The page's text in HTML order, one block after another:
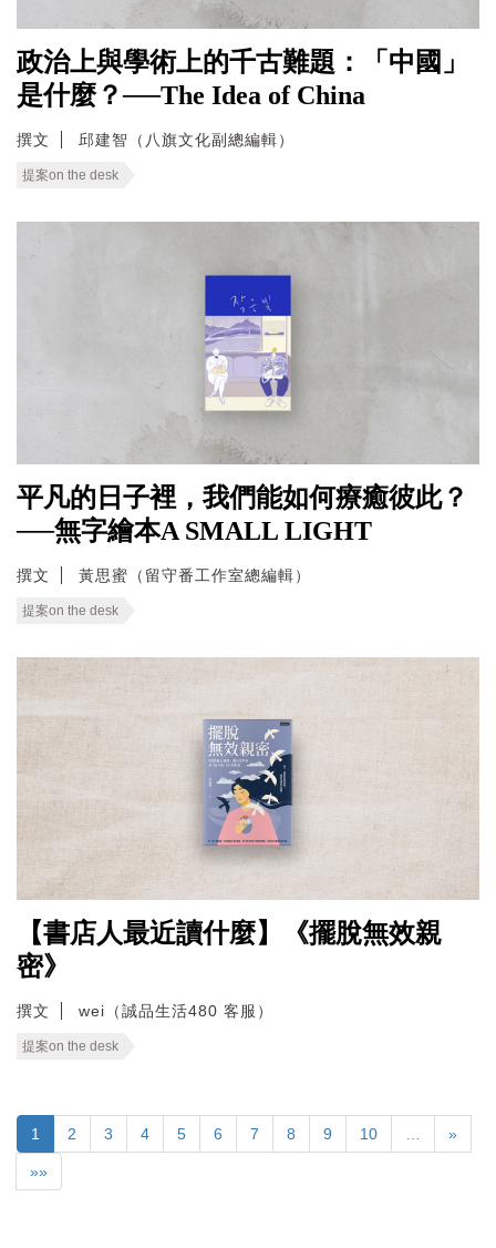
政治上與學術上的千古難題：「中國」
是什麼？──The Idea of China
撰文 邱建智（八旗文化副總編輯）
提案on the desk
平凡的日子裡，我們能如何療癒彼此？
──無字繪本A SMALL LIGHT
撰文 黃思蜜（留守番工作室總編輯）
提案on the desk
【書店人最近讀什麼】《擺脫無效親
密》
撰文 wei（誠品生活480 客服）
提案on the desk
1 2 3 4 5 6 7 8 9 10 »
»»